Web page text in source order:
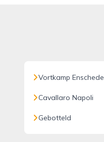
Vortkamp Enschede
Cavallaro Napoli
Gebotteld